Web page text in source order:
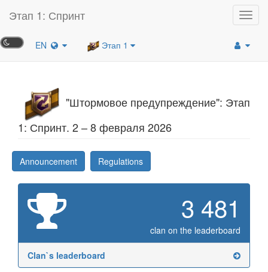
Этап 1: Спринт
EN Этап 1
"Штормовое предупреждение": Этап
1: Спринт. 2 – 8 февраля 2026
Announcement Regulations
3 481
clan on the leaderboard
Clan`s leaderboard